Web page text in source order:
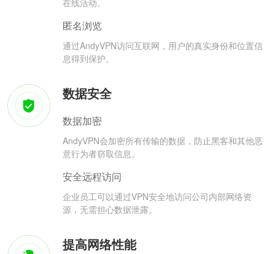
在线活动。
匿名浏览
通过AndyVPN访问互联网，用户的真实身份和位置信
息得到保护。
数据安全
数据加密
AndyVPN会加密所有传输的数据，防止黑客和其他恶
意行为者窃取信息。
安全远程访问
企业员工可以通过VPN安全地访问公司内部网络资
源，无需担心数据泄露。
提高网络性能